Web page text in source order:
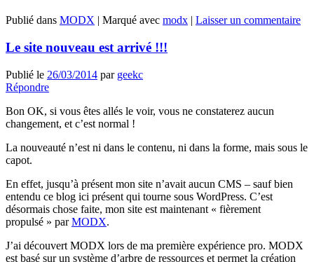
Publié dans MODX | Marqué avec modx | Laisser un commentaire
Le site nouveau est arrivé !!!
Publié le 26/03/2014 par geekc
Répondre
Bon OK, si vous êtes allés le voir, vous ne constaterez aucun
changement, et c’est normal !
La nouveauté n’est ni dans le contenu, ni dans la forme, mais sous le
capot.
En effet, jusqu’à présent mon site n’avait aucun CMS – sauf bien
entendu ce blog ici présent qui tourne sous WordPress. C’est
désormais chose faite, mon site est maintenant « fièrement
propulsé » parMODX.
J’ai découvert MODX lors de ma première expérience pro. MODX
est basé sur un système d’arbre de ressources et permet la création